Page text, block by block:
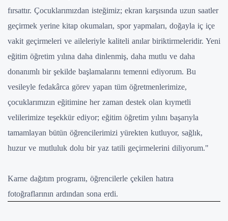
fırsattır. Çocuklarımızdan isteğimiz; ekran karşısında uzun saatler
geçirmek yerine kitap okumaları, spor yapmaları, doğayla iç içe
vakit geçirmeleri ve aileleriyle kaliteli anılar biriktirmeleridir. Yeni
eğitim öğretim yılına daha dinlenmiş, daha mutlu ve daha
donanımlı bir şekilde başlamalarını temenni ediyorum. Bu
vesileyle fedakârca görev yapan tüm öğretmenlerimize,
çocuklarımızın eğitimine her zaman destek olan kıymetli
velilerimize teşekkür ediyor; eğitim öğretim yılını başarıyla
tamamlayan bütün öğrencilerimizi yürekten kutluyor, sağlık,
huzur ve mutluluk dolu bir yaz tatili geçirmelerini diliyorum."
Karne dağıtım programı, öğrencilerle çekilen hatıra
fotoğraflarının ardından sona erdi.